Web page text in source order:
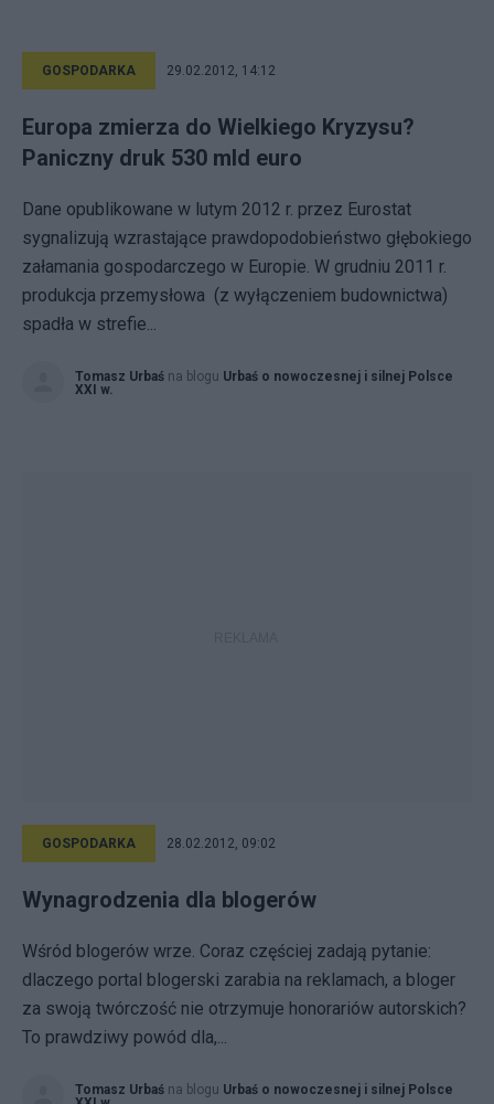
GOSPODARKA 29.02.2012, 14:12
Europa zmierza do Wielkiego Kryzysu?
Paniczny druk 530 mld euro
Dane opublikowane w lutym 2012 r. przez Eurostat
sygnalizują wzrastające prawdopodobieństwo głębokiego
załamania gospodarczego w Europie. W grudniu 2011 r.
produkcja przemysłowa (z wyłączeniem budownictwa)
spadła w strefie...
Tomasz Urbaś na blogu Urbaś o nowoczesnej i silnej Polsce
XXI w.
GOSPODARKA 28.02.2012, 09:02
Wynagrodzenia dla blogerów
Wśród blogerów wrze. Coraz częściej zadają pytanie:
dlaczego portal blogerski zarabia na reklamach, a bloger
za swoją twórczość nie otrzymuje honorariów autorskich?
To prawdziwy powód dla,...
Tomasz Urbaś na blogu Urbaś o nowoczesnej i silnej Polsce